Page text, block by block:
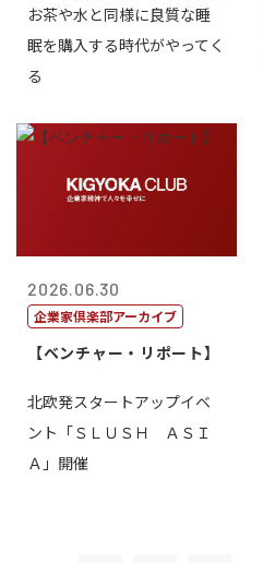
お茶や水と同様に良質な睡
眠を購入する時代がやってく
る
2026.06.30
企業家倶楽部アーカイブ
【ベンチャー・リポート】
北欧発スタートアップイベ
ント「ＳＬＵＳＨ ＡＳＩ
Ａ」開催